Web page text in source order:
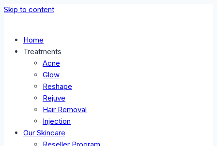
Skip to content
Home
Treatments
Acne
Glow
Reshape
Rejuve
Hair Removal
Injection
Our Skincare